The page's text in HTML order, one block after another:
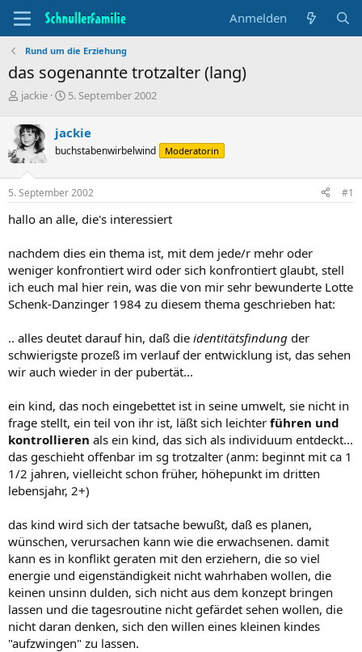
Anmelden
Rund um die Erziehung
das sogenannte trotzalter (lang)
T
e
m
e
n
s
t
r
e
r
jackie
B
i
n
d
a
u
5. September 2002
jackie
buchstabenwirbelwind Moderatorin
5. September 2002 #1
hallo an alle, die's interessiert
nachdem dies ein thema ist, mit dem jede/r mehr oder
weniger konfrontiert wird oder sich konfrontiert glaubt, stell
ich euch mal hier rein, was die von mir sehr bewunderte Lotte
Schenk-Danzinger 1984 zu diesem thema geschrieben hat:
.. alles deutet darauf hin, daß die identitätsfindung der
schwierigste prozeß im verlauf der entwicklung ist, das sehen
wir auch wieder in der pubertät...
ein kind, das noch eingebettet ist in seine umwelt, sie nicht in
frage stellt, ein teil von ihr ist, läßt sich leichter führen und
kontrollieren als ein kind, das sich als individuum entdeckt...
das geschieht offenbar im sg trotzalter (anm: beginnt mit ca 1
1/2 jahren, vielleicht schon früher, höhepunkt im dritten
lebensjahr, 2+)
das kind wird sich der tatsache bewußt, daß es planen,
wünschen, verursachen kann wie die erwachsenen. damit
kann es in konflikt geraten mit den erziehern, die so viel
energie und eigenständigkeit nicht wahrhaben wollen, die
keinen unsinn dulden, sich nicht aus dem konzept bringen
lassen und die tagesroutine nicht gefärdet sehen wollen, die
nicht daran denken, sich den willen eines kleinen kindes
"aufzwingen" zu lassen.